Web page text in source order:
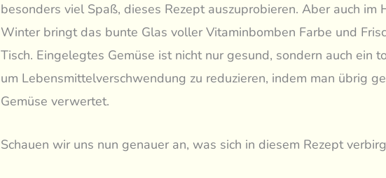
besonders viel Spaß, dieses Rezept auszuprobieren. Aber auch im
Winter bringt das bunte Glas voller Vitaminbomben Farbe und
Tisch. Eingelegtes Gemüse ist nicht nur gesund, sondern auch ein
um Lebensmittelverschwendung zu reduzieren, indem man übrig
Gemüse verwertet.
Schauen wir uns nun genauer an, was sich in diesem Rezept